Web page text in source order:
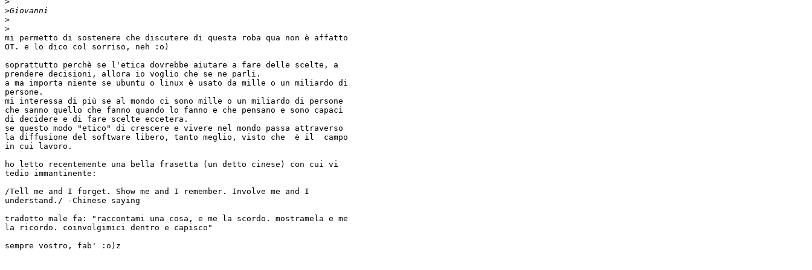
>
>
>
mi permetto di sostenere che discutere di questa roba qua non è affatto
OT. e lo dico col sorriso, neh :o)
soprattutto perchè se l'etica dovrebbe aiutare a fare delle scelte, a
prendere decisioni, allora io voglio che se ne parli.
a ma importa niente se ubuntu o linux è usato da mille o un miliardo di
persone.
mi interessa di più se al mondo ci sono mille o un miliardo di persone
che sanno quello che fanno quando lo fanno e che pensano e sono capaci
di decidere e di fare scelte eccetera.
se questo modo "etico" di crescere e vivere nel mondo passa attraverso
la diffusione del software libero, tanto meglio, visto che  è il  campo
in cui lavoro.
ho letto recentemente una bella frasetta (un detto cinese) con cui vi
tedio immantinente:
/Tell me and I forget. Show me and I remember. Involve me and I
understand./ -Chinese saying
tradotto male fa: "raccontami una cosa, e me la scordo. mostramela e me
la ricordo. coinvolgimici dentro e capisco"
sempre vostro, fab' :o)z